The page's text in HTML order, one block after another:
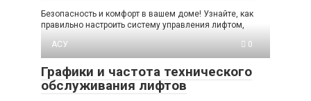
Безопасность и комфорт в вашем доме! Узнайте, как
правильно настроить систему управления лифтом,
АСУ
0
Графики и частота технического
обслуживания лифтов